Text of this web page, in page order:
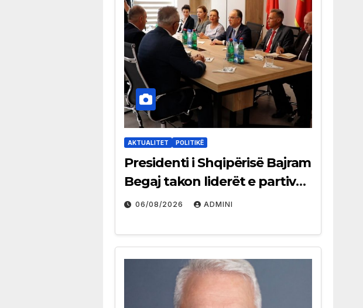
AKTUALITET POLITIKË
Presidenti i Shqipërisë Bajram
Begaj takon liderët e partive
shqiptare në Ulqin
06/08/2026 ADMINI